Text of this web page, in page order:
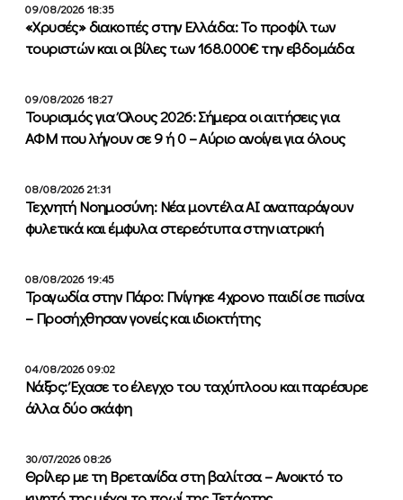
09/08/2026 18:35
«Χρυσές» διακοπές στην Ελλάδα: Το προφίλ των
τουριστών και οι βίλες των 168.000€ την εβδομάδα
09/08/2026 18:27
Τουρισμός για Όλους 2026: Σήμερα οι αιτήσεις για
ΑΦΜ που λήγουν σε 9 ή 0 – Αύριο ανοίγει για όλους
08/08/2026 21:31
Τεχνητή Νοημοσύνη: Νέα μοντέλα ΑΙ αναπαράγουν
φυλετικά και έμφυλα στερεότυπα στην ιατρική
08/08/2026 19:45
Τραγωδία στην Πάρο: Πνίγηκε 4χρονο παιδί σε πισίνα
– Προσήχθησαν γονείς και ιδιοκτήτης
04/08/2026 09:02
Νάξος: Έχασε το έλεγχο του ταχύπλοου και παρέσυρε
άλλα δύο σκάφη
30/07/2026 08:26
Θρίλερ με τη Βρετανίδα στη βαλίτσα – Ανοικτό το